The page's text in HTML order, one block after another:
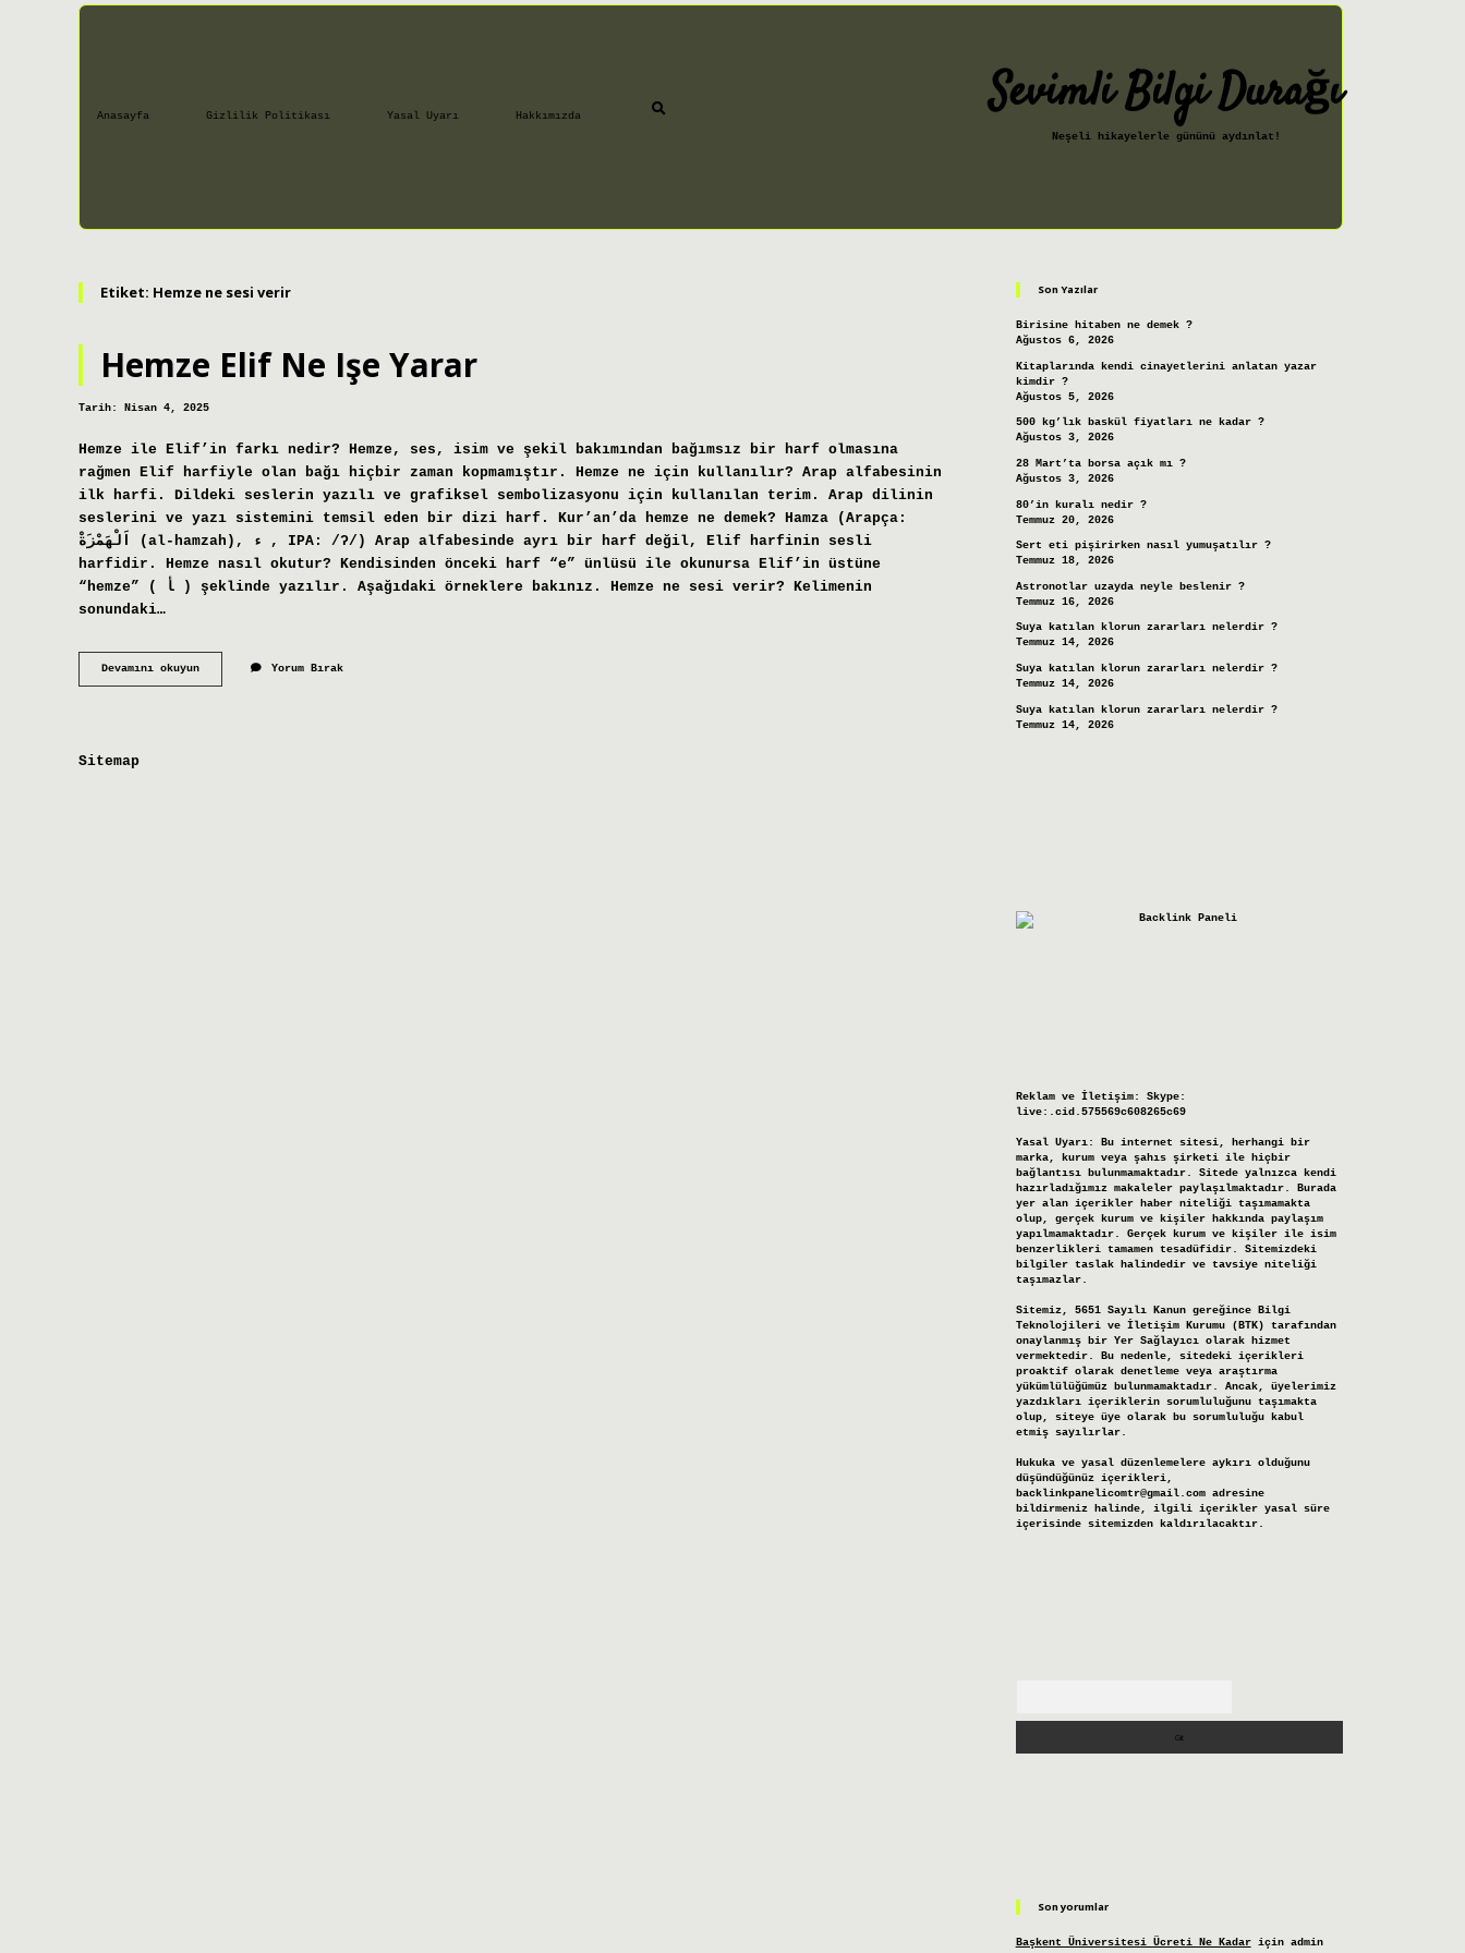
Anasayfa Gizlilik Politikası Yasal Uyarı Hakkımızda Sevimli Bilgi Durağı
Neşeli hikayelerle gününü aydınlat!
Etiket: Hemze ne sesi verir
Hemze Elif Ne Işe Yarar
Tarih: Nisan 4, 2025
Hemze ile Elif’in farkı nedir? Hemze, ses, isim ve şekil bakımından bağımsız bir harf olmasına
rağmen Elif harfiyle olan bağı hiçbir zaman kopmamıştır. Hemze ne için kullanılır? Arap alfabesinin
ilk harfi. Dildeki seslerin yazılı ve grafiksel sembolizasyonu için kullanılan terim. Arap dilinin
seslerini ve yazı sistemini temsil eden bir dizi harf. Kur’an’da hemze ne demek? Hamza (Arapça:
اَلْهَمْزَةْ (al-hamzah)‎, ء ‎, IPA: /ʔ/) Arap alfabesinde ayrı bir harf değil, Elif harfinin sesli
harfidir. Hemze nasıl okutur? Kendisinden önceki harf “e” ünlüsü ile okunursa Elif’in üstüne
“hemze” ( ﺄ ) şeklinde yazılır. Aşağıdaki örneklere bakınız. Hemze ne sesi verir? Kelimenin
sonundaki…
Devamını okuyunHemze
Elif
Yorum Bırak
Sitemap
Son Yazılar
Birisine hitaben ne demek ?
Ağustos 6, 2026
Kitaplarında kendi cinayetlerini anlatan yazar
kimdir ?
Ağustos 5, 2026
500 kg’lık baskül fiyatları ne kadar ?
Ağustos 3, 2026
28 Mart’ta borsa açık mı ?
Ağustos 3, 2026
80’in kuralı nedir ?
Temmuz 20, 2026
Sert eti pişirirken nasıl yumuşatılır ?
Temmuz 18, 2026
Astronotlar uzayda neyle beslenir ?
Temmuz 16, 2026
Suya katılan klorun zararları nelerdir ?
Temmuz 14, 2026
Suya katılan klorun zararları nelerdir ?
Temmuz 14, 2026
Suya katılan klorun zararları nelerdir ?
Temmuz 14, 2026
Reklam ve İletişim:
Skype:
live:.cid.575569c608265c69
Yasal Uyarı:
Bu internet sitesi, herhangi bir
marka, kurum veya şahıs şirketi ile hiçbir
bağlantısı bulunmamaktadır. Sitede yalnızca kendi
hazırladığımız makaleler paylaşılmaktadır. Burada
yer alan içerikler haber niteliği taşımamakta
olup, gerçek kurum ve kişiler hakkında paylaşım
yapılmamaktadır. Gerçek kurum ve kişiler ile isim
benzerlikleri tamamen tesadüfidir. Sitemizdeki
bilgiler taslak halindedir ve tavsiye niteliği
taşımazlar.
Sitemiz, 5651 Sayılı Kanun gereğince Bilgi
Teknolojileri ve İletişim Kurumu (BTK) tarafından
onaylanmış bir Yer Sağlayıcı olarak hizmet
vermektedir. Bu nedenle, sitedeki içerikleri
proaktif olarak denetleme veya araştırma
yükümlülüğümüz bulunmamaktadır. Ancak, üyelerimiz
yazdıkları içeriklerin sorumluluğunu taşımakta
olup, siteye üye olarak bu sorumluluğu kabul
etmiş sayılırlar.
Hukuka ve yasal düzenlemelere aykırı olduğunu
düşündüğünüz içerikleri,
backlinkpanelicomtr@gmail.comadresine
bildirmeniz halinde, ilgili içerikler yasal süre
içerisinde sitemizden kaldırılacaktır.
Son yorumlar
Başkent Üniversitesi Ücreti Ne Kadariçin admin